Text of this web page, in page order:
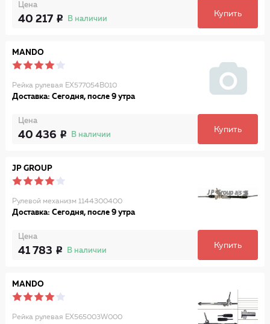
Цена
40 217 В наличии
Купить
MANDO
Рейка рулевая EX577054B010
Доставка: Сегодня, после 9 утра
Цена
40 436 В наличии
Купить
JP GROUP
Рулевой механизм 1144300400
Доставка: Сегодня, после 9 утра
Цена
41 783 В наличии
Купить
MANDO
Рейка рулевая EX565003W000